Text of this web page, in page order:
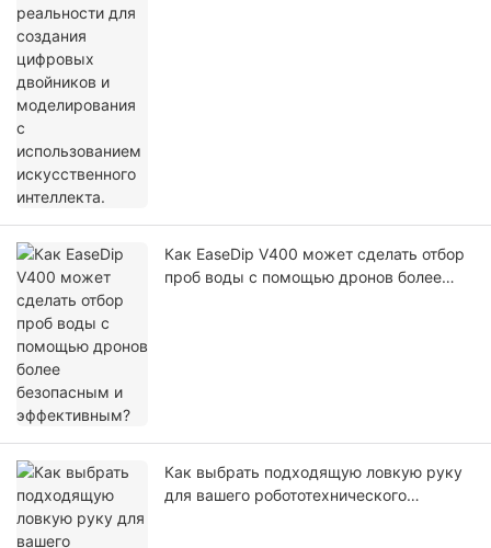
Как EaseDip V400 может сделать отбор
проб воды с помощью дронов более
Как выбрать подходящую ловкую руку
для вашего робототехнического